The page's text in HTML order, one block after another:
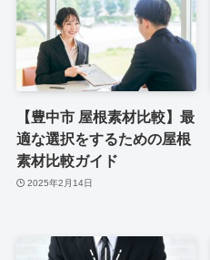
【豊中市 屋根素材比較】最
適な選択をするための屋根
素材比較ガイド
2025年2月14日